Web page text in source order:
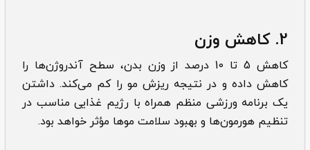
2. کاهش وزن
کاهش 5 تا 10 درصد از وزن بدن، سطح آندروژن‌ها را
کاهش داده و در نتیجه ریزش مو را کم می‌کند. داشتن
یک برنامه ورزشی منظم همراه با رژیم غذایی مناسب در
تنظیم هورمون‌ها و بهبود سلامت موها مؤثر خواهد بود.